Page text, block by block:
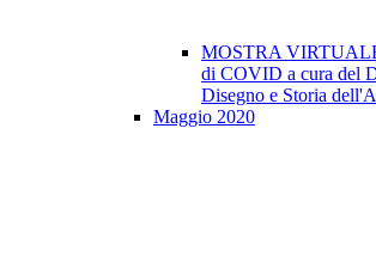
MOSTRA
di COVID a cura del
Disegno e Storia
Maggio 2020